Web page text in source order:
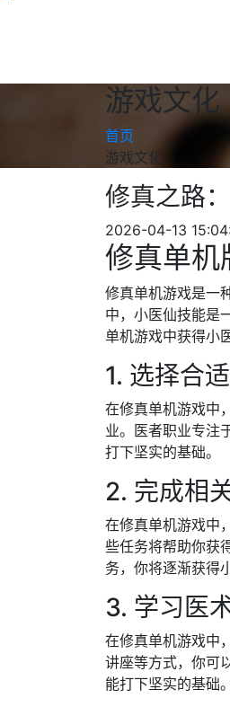
游戏文化
首页
游戏文化
修真之路
2026-04-13
修真单机
修真单机游戏是一
中，小医仙技能是
单机游戏中获得小
1. 选择合
在修真单机游戏中
业。医者职业专注
打下坚实的基础。
2. 完成相
在修真单机游戏中
些任务将帮助你获
务，你将逐渐获得
3. 学习医
在修真单机游戏中
讲座等方式，你可
能打下坚实的基础。